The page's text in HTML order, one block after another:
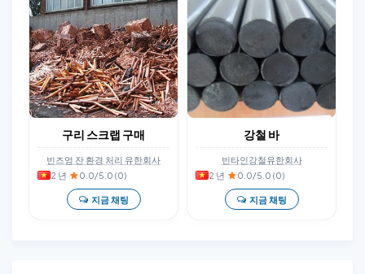
구리 스크랩 구매
빈즈엉 잔 환경 처리 유한회사
2 년· 0.0/5.0 (0)
지금 채팅
강철 바
빈타인강철유한회사
2 년· 0.0/5.0 (0)
지금 채팅